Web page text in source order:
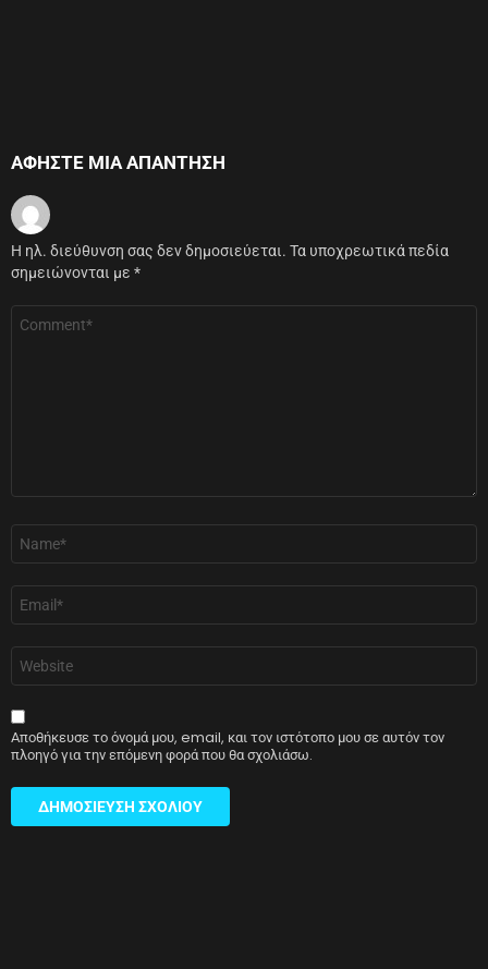
ΑΦΉΣΤΕ ΜΙΑ ΑΠΆΝΤΗΣΗ
Η ηλ. διεύθυνση σας δεν δημοσιεύεται. Τα υποχρεωτικά πεδία
σημειώνονται με *
Σχόλιο
Όνομα
Email
Ιστότοπος
Αποθήκευσε το όνομά μου, email, και τον ιστότοπο μου σε αυτόν τον
πλοηγό για την επόμενη φορά που θα σχολιάσω.